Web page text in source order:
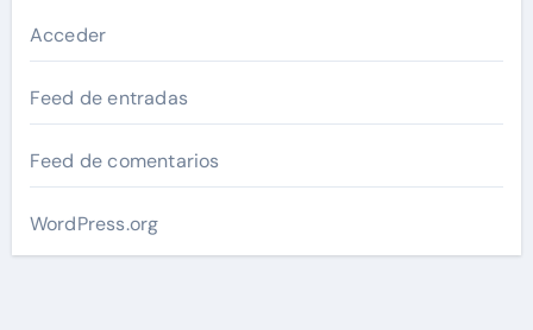
Acceder
Feed de entradas
Feed de comentarios
WordPress.org